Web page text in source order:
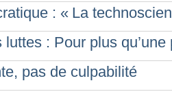
: « La
: Pour plus qu’une
pas de culpabilité